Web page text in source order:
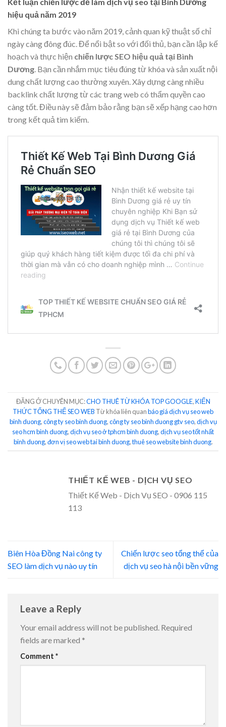
hiệu quả năm 2019
Khi chúng ta bước vào năm 2019, cảnh quan kỹ thuật số chỉ
ngày càng đông đúc. Để nổi bật so với đối thủ, bạn cần lập kế
hoạch và thực hiện chiến lược SEO hiệu quả tại Bình
Dương . Bạn cần nhắm mục tiêu đúng từ khóa và sản xuất nội
dung chất lượng cao thường xuyên. Xây dựng càng nhiều
backlink chất lượng từ các trang web có thẩm quyền cao
càng tốt. Điều này sẽ đảm bảo rằng bạn sẽ xếp hạng cao hơn
trong kết quả tìm kiếm.
ĐĂNG Ở CHUYÊN MỤC:CHO THUÊ TỪ KHÓA TOP GOOGLE,KIẾN
THỨC TỔNG THỂ SEO WEB Từ khóa liên quanbáo giá dịch vụ seo web
binh duong,công ty seo binh duong,công ty seo binh duong gtv seo,dịch vụ
seo hcm binh duong,dịch vụ seo ở tphcm binh duong,dịch vụ seo tốt nhất
binh duong,đơn vị seo web tai binh duong,thuê seo website binh duong.
THIẾT KẾ WEB - DỊCH VỤ SEO
Thiết Kế Web - Dịch Vụ SEO - 0906 115
113
Biên Hòa Đồng Nai công ty
SEO làm dịch vụ nào uy tín
Chiến lược seo tổng thể của
dịch vụ seo hà nội bền vững
Leave a Reply
Your email address will not be published. Required
fields are marked *
Comment *